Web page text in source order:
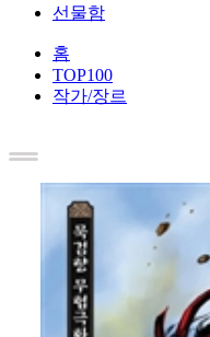
선물함
홈
TOP100
작가/장르